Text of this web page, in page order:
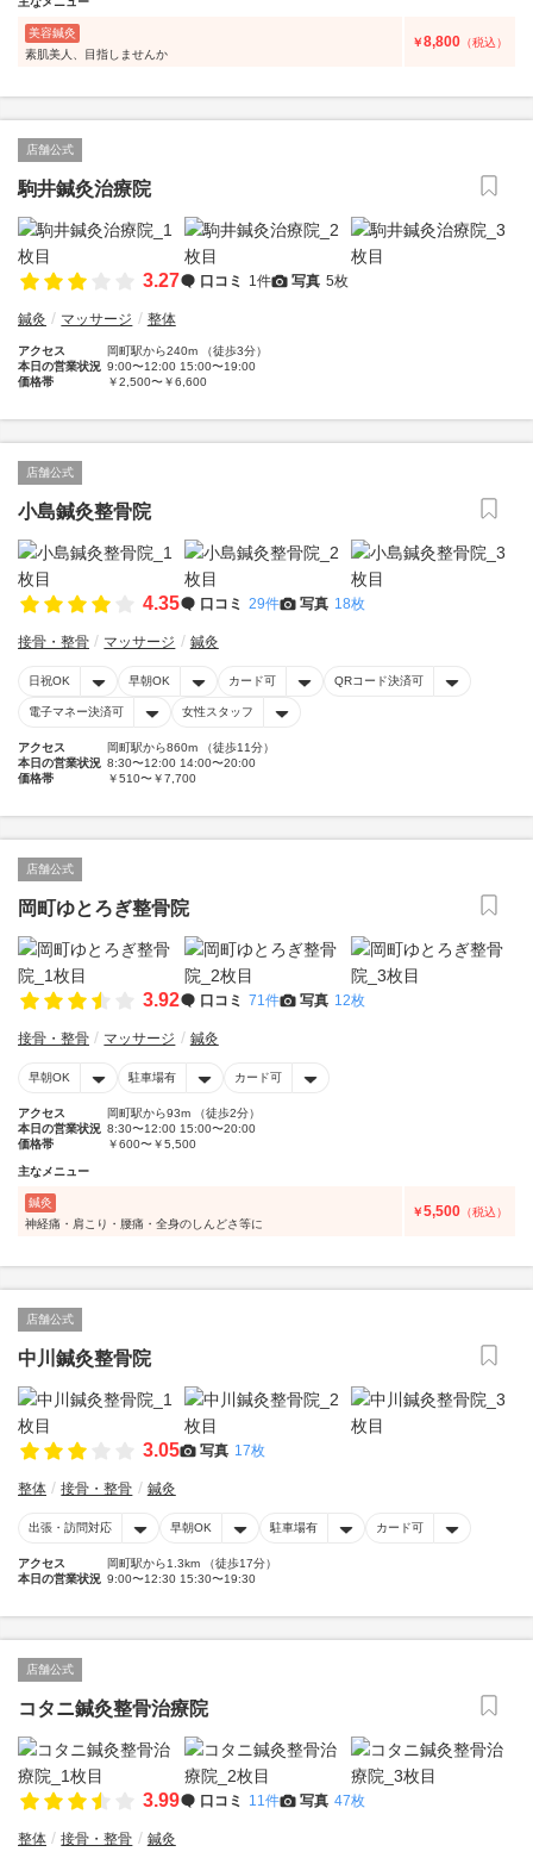
美容鍼灸
素肌美人、目指しませんか
￥8,800 （税込）
店舗公式
駒井鍼灸治療院
3.27 口コミ 1件 写真 5枚
鍼灸 マッサージ 整体
アクセス
岡町駅から240m （徒歩3分）
本日の営業状況 9:00〜12:00 15:00〜19:00
価格帯
￥2,500〜￥6,600
店舗公式
小島鍼灸整骨院
4.35 口コミ 29件 写真 18枚
接骨・整骨 マッサージ 鍼灸
日祝OK 早朝OK カード可 QRコード決済可
電子マネー決済可 女性スタッフ
アクセス
岡町駅から860m （徒歩11分）
本日の営業状況 8:30〜12:00 14:00〜20:00
価格帯
￥510〜￥7,700
店舗公式
岡町ゆとろぎ整骨院
3.92 口コミ 71件 写真 12枚
接骨・整骨 マッサージ 鍼灸
早朝OK 駐車場有 カード可
アクセス
岡町駅から93m （徒歩2分）
本日の営業状況 8:30〜12:00 15:00〜20:00
価格帯
￥600〜￥5,500
主なメニュー
鍼灸
神経痛・肩こり・腰痛・全身のしんどさ等に
￥5,500 （税込）
店舗公式
中川鍼灸整骨院
3.05 写真 17枚
整体 接骨・整骨 鍼灸
出張・訪問対応 早朝OK 駐車場有 カード可
アクセス
岡町駅から1.3km （徒歩17分）
本日の営業状況 9:00〜12:30 15:30〜19:30
店舗公式
コタニ鍼灸整骨治療院
3.99 口コミ 11件 写真 47枚
整体 接骨・整骨 鍼灸